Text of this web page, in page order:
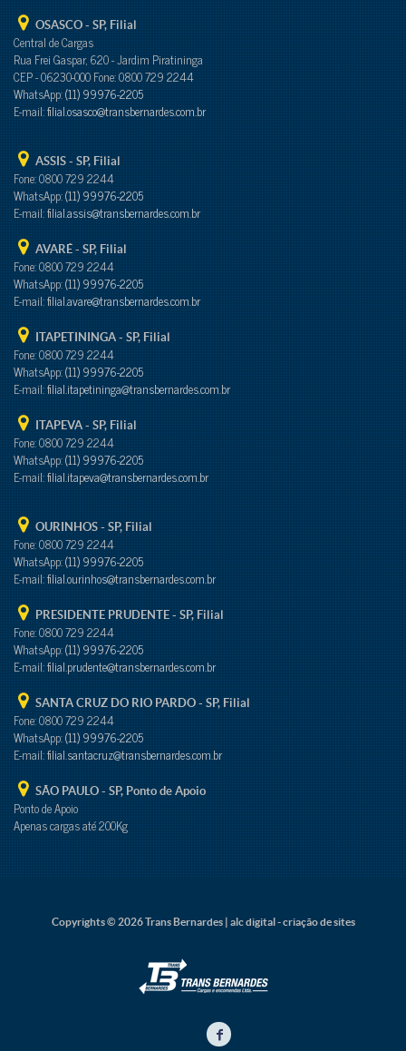
OSASCO - SP, Filial
Central de Cargas
Rua Frei Gaspar, 620 - Jardim Piratininga
CEP - 06230-000 Fone: 0800 729 2244
WhatsApp:(11) 99976-2205
E-mail:filial.osasco@transbernardes.com.br
ASSIS - SP, Filial
Fone: 0800 729 2244
WhatsApp:(11) 99976-2205
E-mail:filial.assis@transbernardes.com.br
AVARÉ - SP, Filial
Fone: 0800 729 2244
WhatsApp:(11) 99976-2205
E-mail:filial.avare@transbernardes.com.br
ITAPETININGA - SP, Filial
Fone: 0800 729 2244
WhatsApp:(11) 99976-2205
E-mail:filial.itapetininga@transbernardes.com.br
ITAPEVA - SP, Filial
Fone: 0800 729 2244
WhatsApp:(11) 99976-2205
E-mail:filial.itapeva@transbernardes.com.br
OURINHOS - SP, Filial
Fone: 0800 729 2244
WhatsApp:(11) 99976-2205
E-mail:filial.ourinhos@transbernardes.com.br
PRESIDENTE PRUDENTE - SP, Filial
Fone: 0800 729 2244
WhatsApp:(11) 99976-2205
E-mail:filial.prudente@transbernardes.com.br
SANTA CRUZ DO RIO PARDO - SP, Filial
Fone: 0800 729 2244
WhatsApp:(11) 99976-2205
E-mail:filial.santacruz@transbernardes.com.br
SÃO PAULO - SP, Ponto de Apoio
Ponto de Apoio
Apenas cargas até 200Kg
Copyrights © 2026 Trans Bernardes | alc digital - criação de sites